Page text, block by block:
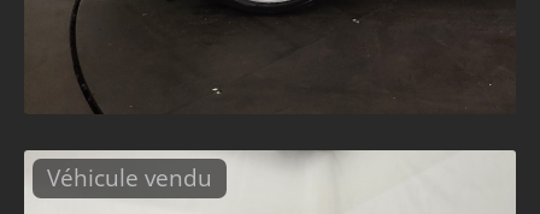
Véhicule vendu